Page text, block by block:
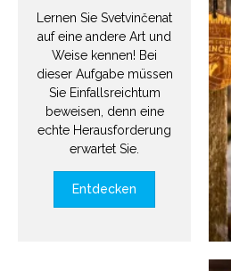
Lernen Sie Svetvinčenat
auf eine andere Art und
Weise kennen! Bei
dieser Aufgabe müssen
Sie Einfallsreichtum
beweisen, denn eine
echte Herausforderung
erwartet Sie.
Entdecken